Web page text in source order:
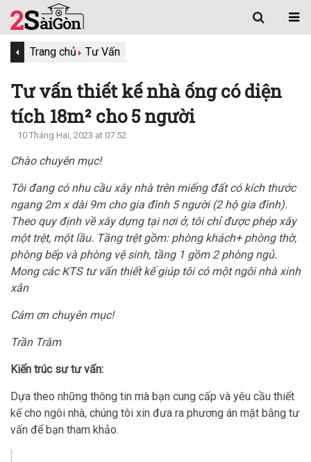
Trang chủ Tư Vấn
Tư vấn thiết kế nhà ống có diện
tích 18m² cho 5 người
10 Tháng Hai, 2023 at 07:52
Chào chuyên mục!
Tôi đang có nhu cầu xây nhà trên miếng đất có kích thước
ngang 2m x dài 9m cho gia đình 5 người (2 hộ gia đình).
Theo quy định về xây dựng tại nơi ở, tôi chỉ được phép xây
một trệt, một lầu. Tầng trệt gồm: phòng khách+ phòng thờ,
phòng bếp và phòng vệ sinh, tầng 1 gồm 2 phòng ngủ.
Mong các KTS tư vấn thiết kế giúp tôi có một ngôi nhà xinh
xắn
Cám ơn chuyên mục!
Trần Trâm
Kiến trúc sư tư vấn:
Dựa theo những thông tin mà bạn cung cấp và yêu cầu thiết
kế cho ngôi nhà, chúng tôi xin đưa ra phương án mặt bằng tư
vấn để bạn tham khảo.